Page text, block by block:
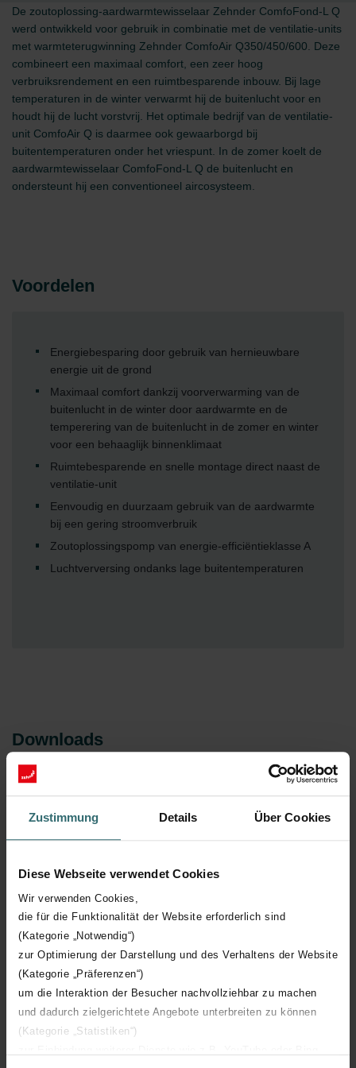
Zustimmung Details Über Cookies
Diese Webseite verwendet Cookies
Wir verwenden Cookies,
die für die Funktionalität der Website erforderlich sind
(Kategorie „Notwendig“)
zur Optimierung der Darstellung und des Verhaltens der Website
(Kategorie „Präferenzen“)
um die Interaktion der Besucher nachvollziehbar zu machen
und dadurch zielgerichtete Angebote unterbreiten zu können
(Kategorie „Statistiken“)
De zoutoplossing-aardwarmtewisselaar Zehnder ComfoFond-L Q
werd ontwikkeld voor gebruik in combinatie met de ventilatie-units
met warmteterugwinning Zehnder ComfoAir Q350/450/600. Deze
combineert een maximaal comfort, een zeer hoog
verbruiksrendement en een ruimtbesparende inbouw. Bij lage
temperaturen in de winter verwarmt hij de buitenlucht voor en
houdt hij de lucht vorstvrij. Het optimale bedrijf van de ventilatie-
unit ComfoAir Q is daarmee ook gewaarborgd bij
buitentemperaturen onder het vriespunt. In de zomer koelt de
aardwarmtewisselaar ComfoFond-L Q de buitenlucht en
ondersteunt hij een conventioneel aircosysteem.
Voordelen
Energiebesparing door gebruik van hernieuwbare
energie uit de grond
Maximaal comfort dankzij voorverwarming van de
buitenlucht in de winter door aardwarmte en de
temperering van de buitenlucht in de zomer en winter
voor een behaaglijk binnenklimaat
Ruimtebesparende en snelle montage direct naast de
ventilatie-unit
Eenvoudig en duurzaam gebruik van de aardwarmte
bij een gering stroomverbruik
Zoutoplossingspomp van energie-efficiëntieklasse A
Luchtverversing ondanks lage buitentemperaturen
Downloads
loading...
Artikelen
Artikelnummer
Loading...